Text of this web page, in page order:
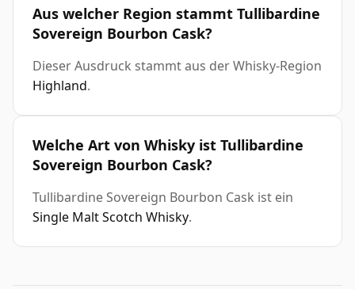
Aus welcher Region stammt Tullibardine
Sovereign Bourbon Cask?
Dieser Ausdruck stammt aus der Whisky-Region
Highland.
Welche Art von Whisky ist Tullibardine
Sovereign Bourbon Cask?
Tullibardine Sovereign Bourbon Cask ist ein
Single Malt Scotch Whisky.